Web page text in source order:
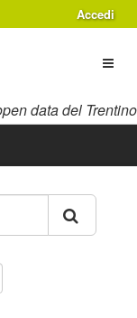
Accedi
data del Trentino